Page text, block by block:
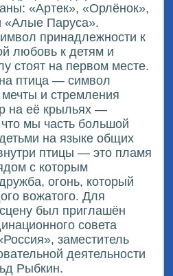
«Артек», «Орлёнок»,
«Алые Паруса».
принадлежности к
любовь к детям и
стоят на первом месте.
птица — символ
и стремления
на её крыльях —
мы часть большой
на языке общих
птицы — это пламя
с которым
огонь, который
вожатого. Для
был приглашён
совета
заместитель
деятельности
Рыбкин.